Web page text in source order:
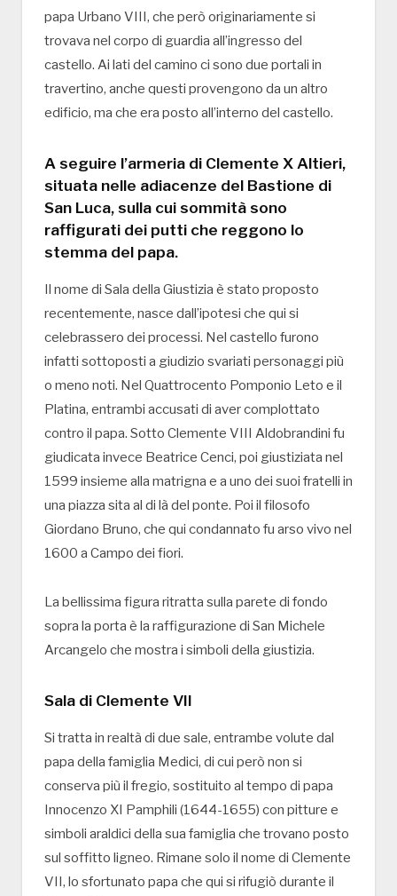
papa Urbano VIII, che però originariamente si
trovava nel corpo di guardia all’ingresso del
castello. Ai lati del camino ci sono due portali in
travertino, anche questi provengono da un altro
edificio, ma che era posto all’interno del castello.
A seguire l’armeria di Clemente X Altieri,
situata nelle adiacenze del Bastione di
San Luca, sulla cui sommità sono
raffigurati dei putti che reggono lo
stemma del papa.
Il nome di Sala della Giustizia è stato proposto
recentemente, nasce dall’ipotesi che qui si
celebrassero dei processi. Nel castello furono
infatti sottoposti a giudizio svariati personaggi più
o meno noti. Nel Quattrocento Pomponio Leto e il
Platina, entrambi accusati di aver complottato
contro il papa. Sotto Clemente VIII Aldobrandini fu
giudicata invece Beatrice Cenci, poi giustiziata nel
1599 insieme alla matrigna e a uno dei suoi fratelli in
una piazza sita al di là del ponte. Poi il filosofo
Giordano Bruno, che qui condannato fu arso vivo nel
1600 a Campo dei fiori.
La bellissima figura ritratta sulla parete di fondo
sopra la porta è la raffigurazione di San Michele
Arcangelo che mostra i simboli della giustizia.
Sala di Clemente VII
Si tratta in realtà di due sale, entrambe volute dal
papa della famiglia Medici, di cui però non si
conserva più il fregio, sostituito al tempo di papa
Innocenzo XI Pamphili (1644-1655) con pitture e
simboli araldici della sua famiglia che trovano posto
sul soffitto ligneo. Rimane solo il nome di Clemente
VII, lo sfortunato papa che qui si rifugiò durante il